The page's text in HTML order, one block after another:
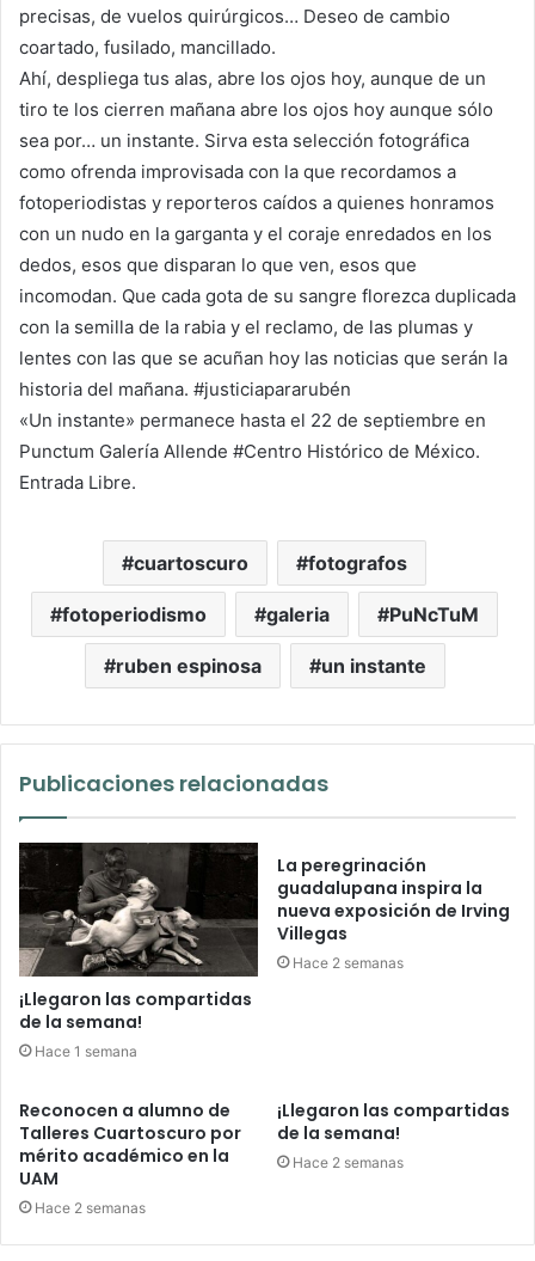
precisas, de vuelos quirúrgicos… Deseo de cambio
coartado, fusilado, mancillado.
Ahí, despliega tus alas, abre los ojos hoy, aunque de un
tiro te los cierren mañana abre los ojos hoy aunque sólo
sea por… un instante. Sirva esta selección fotográfica
como ofrenda improvisada con la que recordamos a
fotoperiodistas y reporteros caídos a quienes honramos
con un nudo en la garganta y el coraje enredados en los
dedos, esos que disparan lo que ven, esos que
incomodan. Que cada gota de su sangre florezca duplicada
con la semilla de la rabia y el reclamo, de las plumas y
lentes con las que se acuñan hoy las noticias que serán la
historia del mañana. #justiciapararubén
«Un instante» permanece hasta el 22 de septiembre en
Punctum Galería Allende #Centro Histórico de México.
Entrada Libre.
cuartoscuro fotografos
fotoperiodismo galeria PuNcTuM
ruben espinosa un instante
Publicaciones relacionadas
¡Llegaron las compartidas
de la semana!
Hace 1 semana
La peregrinación
guadalupana inspira la
nueva exposición de Irving
Villegas
Hace 2 semanas
Reconocen a alumno de
Talleres Cuartoscuro por
mérito académico en la
UAM
Hace 2 semanas
¡Llegaron las compartidas
de la semana!
Hace 2 semanas